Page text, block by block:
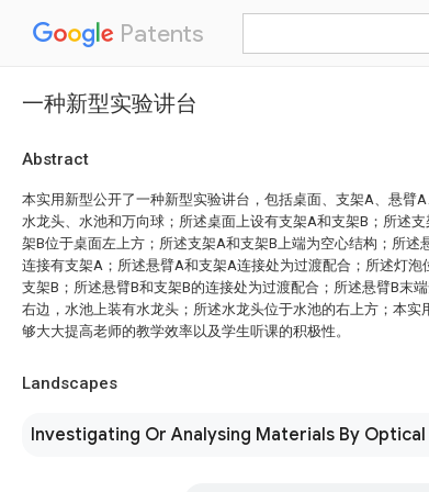
Patents
一种新型实验讲台
Abstract
本实用新型公开了一种新型实验讲台，包括桌面、支架A、悬臂A
水龙头、水池和万向球；所述桌面上设有支架A和支架B；所述
架B位于桌面左上方；所述支架A和支架B上端为空心结构；所述
连接有支架A；所述悬臂A和支架A连接处为过渡配合；所述灯
支架B；所述悬臂B和支架B的连接处为过渡配合；所述悬臂B末
右边，水池上装有水龙头；所述水龙头位于水池的右上方；本
够大大提高老师的教学效率以及学生听课的积极性。
Landscapes
Investigating Or Analysing Materials By Optical